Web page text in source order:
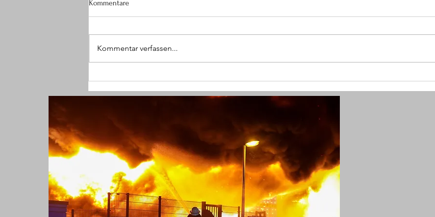
geraubt
sucht Zeugen
Kommentare
Kommentar verfassen...